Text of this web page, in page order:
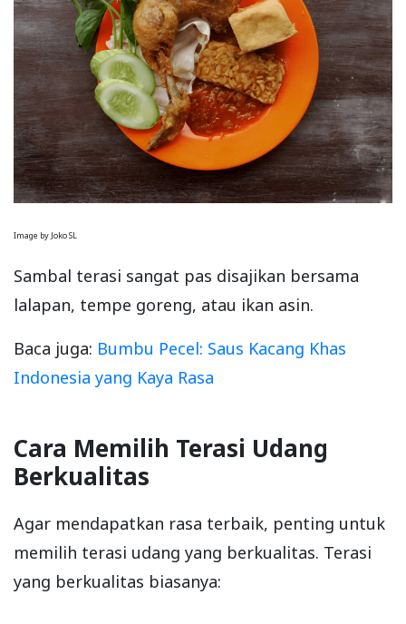
Image by Joko SL
Sambal terasi sangat pas disajikan bersama
lalapan, tempe goreng, atau ikan asin.
Baca juga: Bumbu Pecel: Saus Kacang Khas
Indonesia yang Kaya Rasa
Cara Memilih Terasi Udang
Berkualitas
Agar mendapatkan rasa terbaik, penting untuk
memilih terasi udang yang berkualitas. Terasi
yang berkualitas biasanya: